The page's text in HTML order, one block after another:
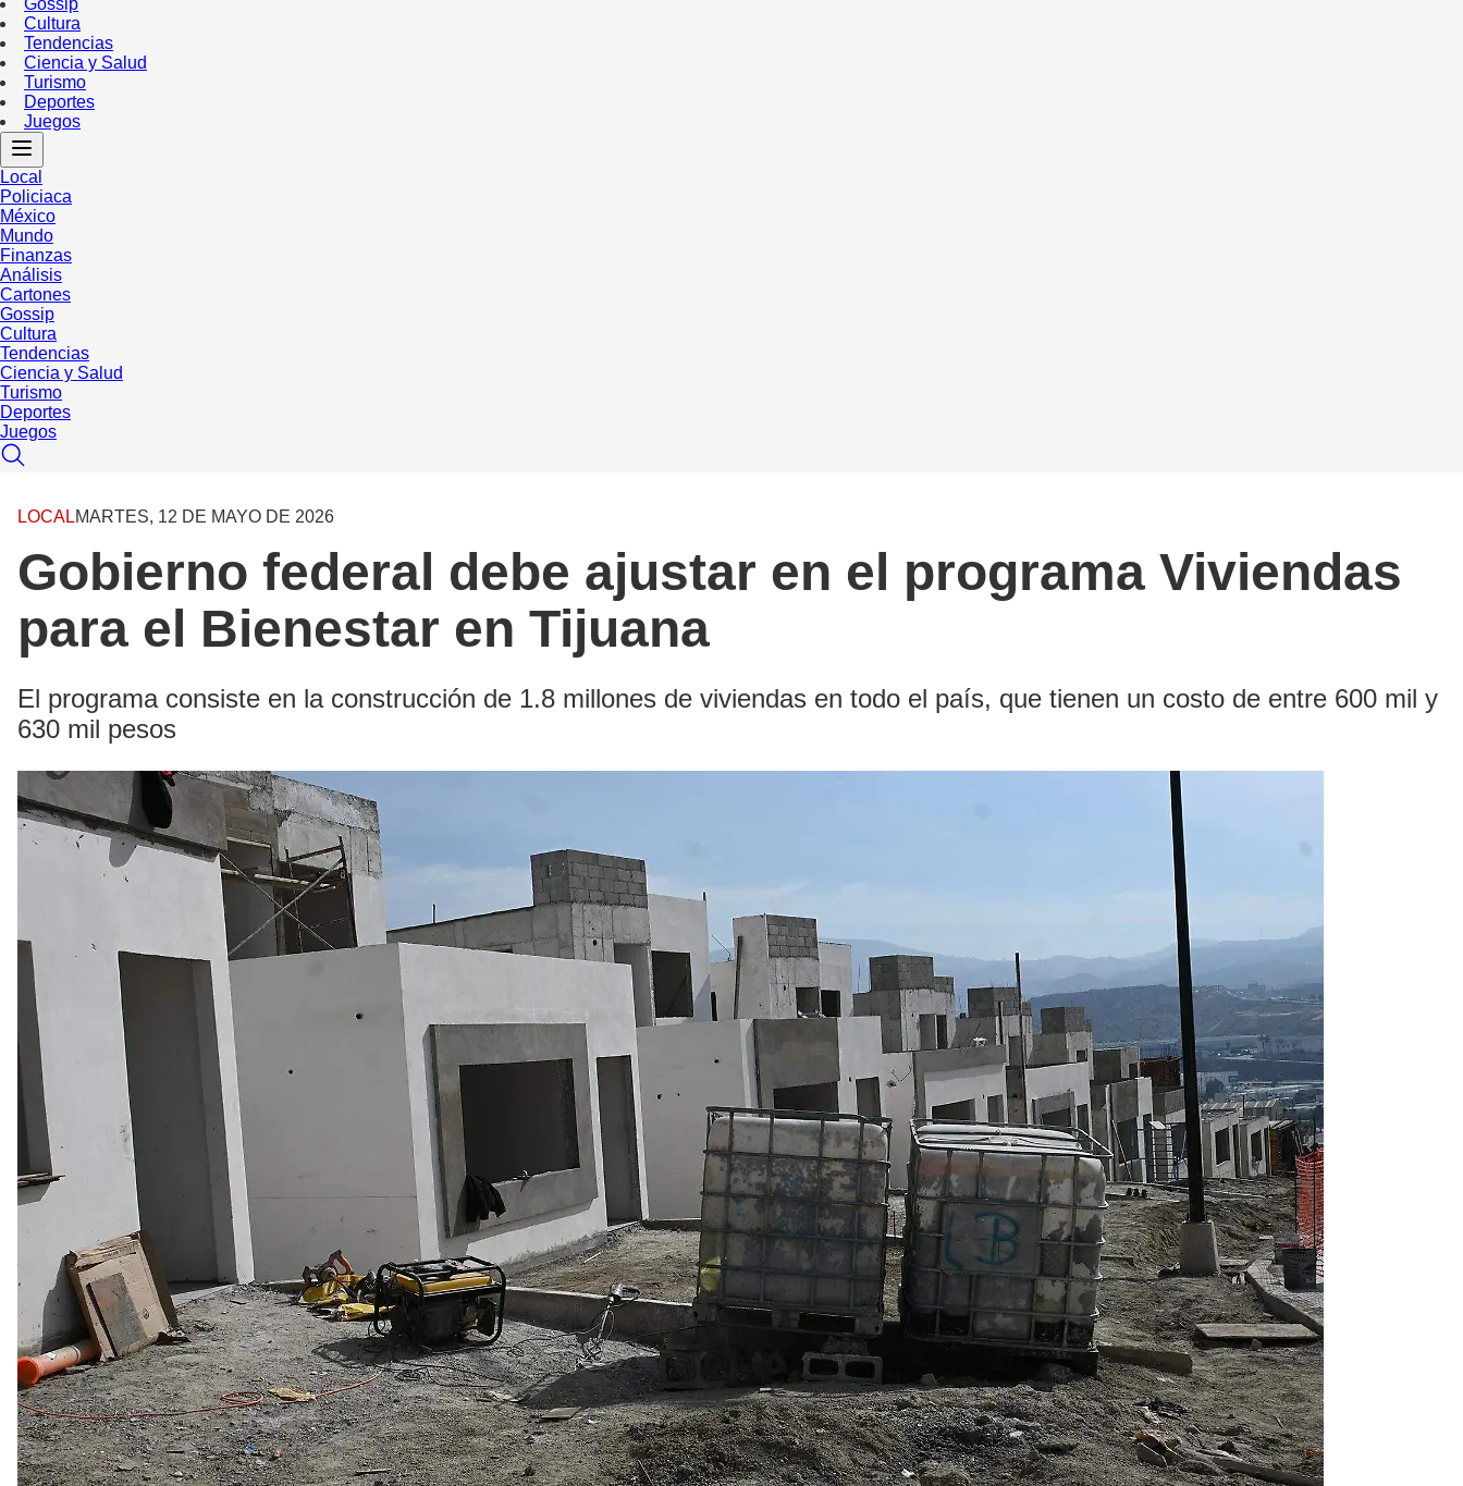
Cultura
Tendencias
Ciencia y Salud
Turismo
Deportes
Juegos
Local
Policiaca
México
Mundo
Finanzas
Análisis
Cartones
Gossip
Cultura
Tendencias
Ciencia y Salud
Turismo
Deportes
Juegos
LOCALMARTES, 12 DE MAYO DE 2026
Gobierno federal debe ajustar en el programa Viviendas
para el Bienestar en Tijuana
El programa consiste en la construcción de 1.8 millones de viviendas en todo el país, que tienen un costo de entre 600 mil y
630 mil pesos